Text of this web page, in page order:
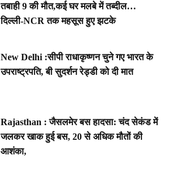
तबाही 9 की मौत,कई घर मलबे में तब्दील…
दिल्ली-NCR तक महसूस हुए झटके
New Delhi :सीपी राधाकृष्णन चुने गए भारत के
उपराष्ट्रपति, बी सुदर्शन रेड्डी को दी मात
Rajasthan : जैसलमेर बस हादसा: चंद सेकंड में
जलकर खाक हुई बस, 20 से अधिक मौतों की
आशंका,